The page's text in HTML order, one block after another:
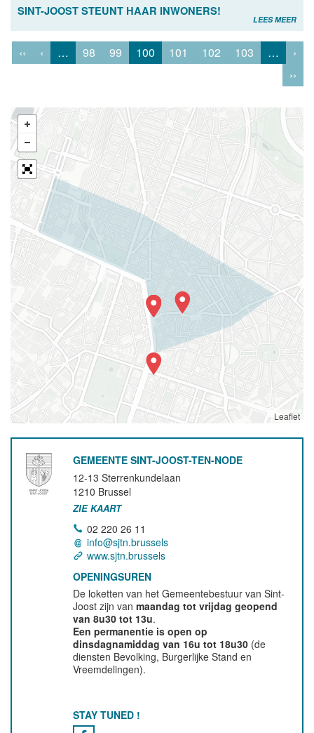
SINT-JOOST STEUNT HAAR INWONERS!
LEES MEER
‹‹ ‹ … 98 99 100 101 102 103 …
›
››
Leaflet
GEMEENTE SINT-JOOST-TEN-NODE
12-13 Sterrenkundelaan
1210 Brussel
ZIE KAART
02 220 26 11
info@sjtn.brussels
www.sjtn.brussels
OPENINGSUREN
De loketten van het Gemeentebestuur van Sint-
Joost zijn vanmaandag tot vrijdag geopend
van 8u30 tot 13u.
Een permanentie is open op
dinsdagnamiddag van 16u tot 18u30 (de
diensten Bevolking, Burgerlijke Stand en
Vreemdelingen).
STAY TUNED !